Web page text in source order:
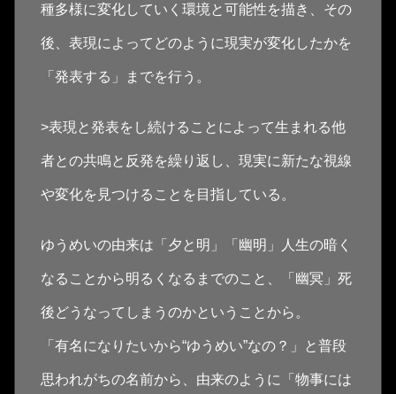
種多様に変化していく環境と可能性を描き、その
後、表現によってどのように現実が変化したかを
「発表する」までを行う。
​>表現と発表をし続けることによって生まれる他
者との共鳴と反発を繰り返し、現実に新たな視線
や変化を見つけることを目指している。
ゆうめいの由来は「夕と明」「幽明」人生の暗く
なることから明るくなるまでのこと、「幽冥」死
後どうなってしまうのかということから。
「有名になりたいから“ゆうめい”なの？」と普段
思われがちの名前から、由来のように「物事には